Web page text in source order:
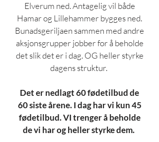
Elverum ned. Antagelig vil både
Hamar og Lillehammer bygges ned.
Bunadsgeriljaen sammen med andre
aksjonsgrupper jobber for å beholde
det slik det er i dag. OG heller styrke
dagens struktur.
Det er nedlagt 60 fødetilbud de
60 siste årene. I dag har vi kun 45
fødetilbud. VI trenger å beholde
de vi har og heller styrke dem.